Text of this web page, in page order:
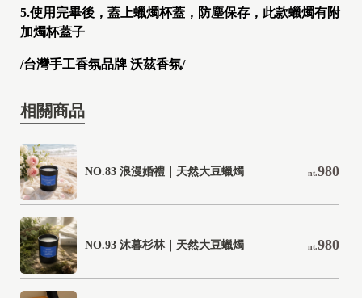
5.使用完畢後，蓋上蠟燭杯蓋，防塵保存，此款蠟燭有附
加燭杯蓋子
/台灣手工香氛品牌 沃茲香氛/
相關商品
nt.980
NO.83 浪漫婚禮｜天然大豆蠟燭
nt.980
NO.93 沐暮杉林｜天然大豆蠟燭